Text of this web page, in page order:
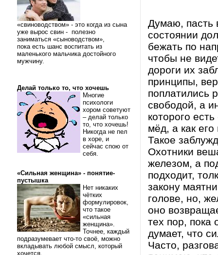
«свиноводством» - это когда из сына
уже вырос свин - полезно
заниматься «сыноводством»,
пока есть шанс воспитать из
маленького мальчика достойного
мужчину.
Делай только то, что хочешь
Многие
психологи
хором советуют
– делай только
то, что хочешь!
Никогда не пел
в хоре, и
сейчас спою от
себя.
«Сильная женщина» - понятие-
пустышка
Нет никаких
чётких
формулировок,
что такое
«сильная
женщина».
Точнее, каждый
подразумевает что-то своё, можно
вкладывать любой смысл, который
хочется.
Думаю, пасть
состоянии
бежать по
чтобы не
дороги их
принципы,
поплатились
свободой, а
которого
мёд, а как
Такое
Охотники
железом, а
подходит,
закону
голове, но,
оно
тех пор, пока
думает, что
Часто,